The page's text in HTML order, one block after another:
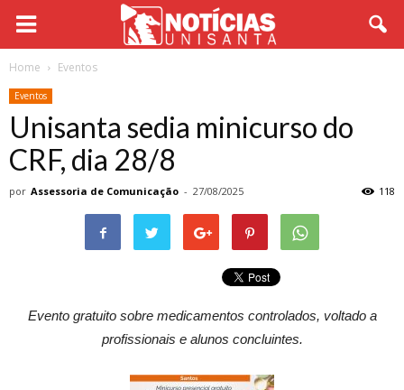
Home Eventos
Eventos
Unisanta sedia minicurso do
CRF, dia 28/8
por Assessoria de Comunicação - 27/08/2025 118
Evento gratuito sobre medicamentos controlados, voltado a
profissionais e alunos concluintes.